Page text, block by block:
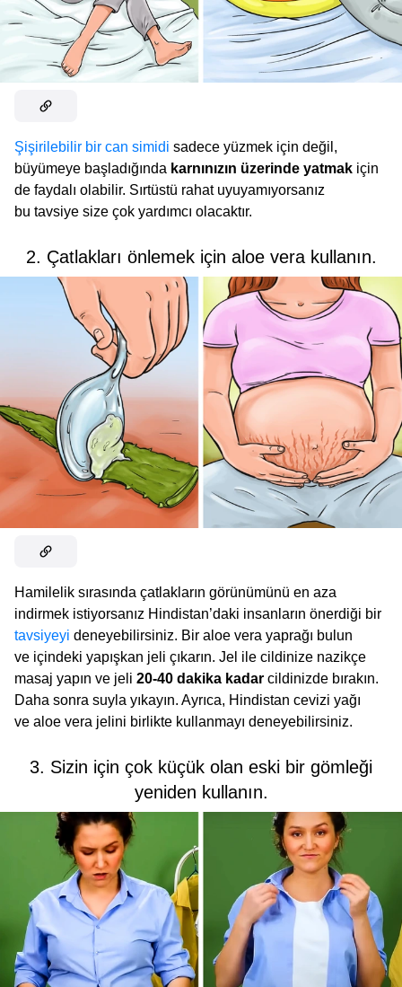
Şişirilebilir bir can simidi sadece yüzmek için değil,
büyümeye başladığında karnınızın üzerinde yatmak için
de faydalı olabilir. Sırtüstü rahat uyuyamıyorsanız
bu tavsiye size çok yardımcı olacaktır.
2. Çatlakları önlemek için aloe vera kullanın.
Hamilelik sırasında çatlakların görünümünü en aza
indirmek istiyorsanız Hindistan’daki insanların önerdiği bir
tavsiyeyi deneyebilirsiniz. Bir aloe vera yaprağı bulun
ve içindeki yapışkan jeli çıkarın. Jel ile cildinize nazikçe
masaj yapın ve jeli 20-40 dakika kadar cildinizde bırakın.
Daha sonra suyla yıkayın. Ayrıca, Hindistan cevizi yağı
ve aloe vera jelini birlikte kullanmayı deneyebilirsiniz.
3. Sizin için çok küçük olan eski bir gömleği
yeniden kullanın.